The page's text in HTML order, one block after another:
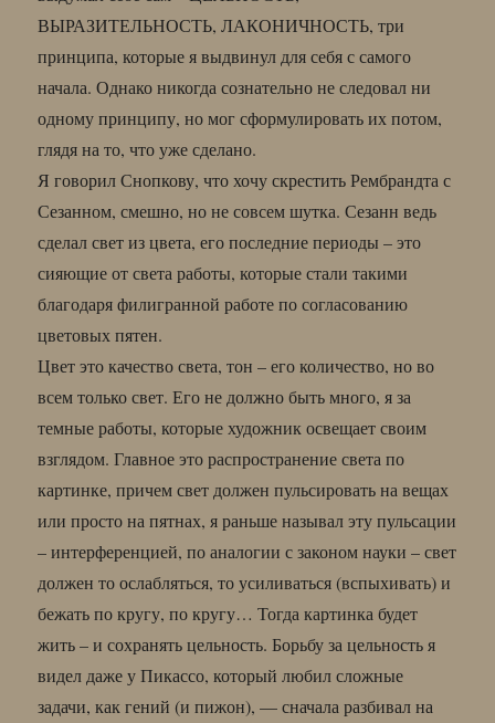
ВЫРАЗИТЕЛЬНОСТЬ, ЛАКОНИЧНОСТЬ, три
принципа, которые я выдвинул для себя с самого
начала. Однако никогда сознательно не следовал ни
одному принципу, но мог сформулировать их потом,
глядя на то, что уже сделано.
Я говорил Снопкову, что хочу скрестить Рембрандта с
Сезанном, смешно, но не совсем шутка. Сезанн ведь
сделал свет из цвета, его последние периоды – это
сияющие от света работы, которые стали такими
благодаря филигранной работе по согласованию
цветовых пятен.
Цвет это качество света, тон – его количество, но во
всем только свет. Его не должно быть много, я за
темные работы, которые художник освещает своим
взглядом. Главное это распространение света по
картинке, причем свет должен пульсировать на вещах
или просто на пятнах, я раньше называл эту пульсации
– интерференцией, по аналогии с законом науки – свет
должен то ослабляться, то усиливаться (вспыхивать) и
бежать по кругу, по кругу… Тогда картинка будет
жить – и сохранять цельность. Борьбу за цельность я
видел даже у Пикассо, который любил сложные
задачи, как гений (и пижон), — сначала разбивал на